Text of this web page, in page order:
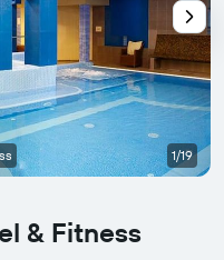
& Fitness
1/19